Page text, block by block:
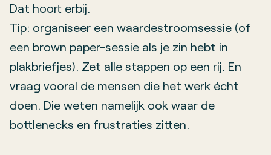
Dat hoort erbij.
Tip: organiseer een waardestroomsessie (of
een brown paper-sessie als je zin hebt in
plakbriefjes). Zet alle stappen op een rij. En
vraag vooral de mensen die het werk écht
doen. Die weten namelijk ook waar de
bottlenecks en frustraties zitten.